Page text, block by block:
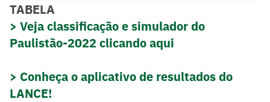
TABELA
> Veja classificação e simulador do
Paulistão-2022 clicando aqui
> Conheça o aplicativo de resultados do
LANCE!